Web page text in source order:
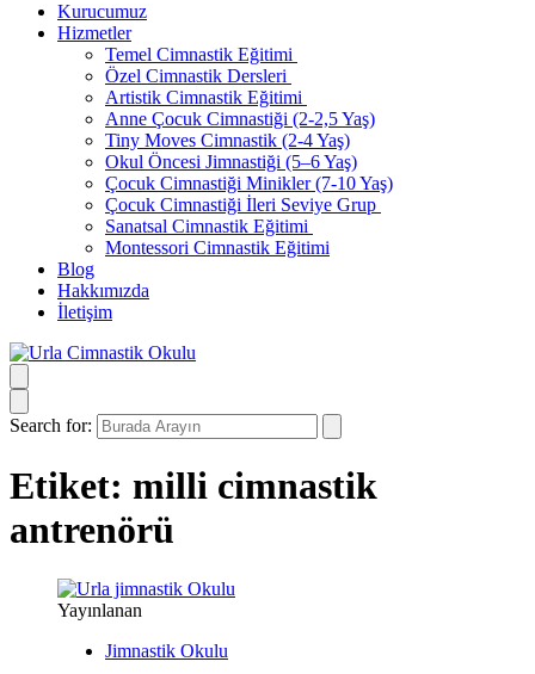
Kurucumuz
Hizmetler
Temel Cimnastik Eğitimi
Özel Cimnastik Dersleri
Artistik Cimnastik Eğitimi
Anne Çocuk Cimnastiği (2-2,5 Yaş)
Tiny Moves Cimnastik (2-4 Yaş)
Okul Öncesi Jimnastiği (5–6 Yaş)
Çocuk Cimnastiği Minikler (7-10 Yaş)
Çocuk Cimnastiği İleri Seviye Grup
Sanatsal Cimnastik Eğitimi
Montessori Cimnastik Eğitimi
Blog
Hakkımızda
İletişim
Search for:
Etiket: milli cimnastik
antrenörü
Yayınlanan
Jimnastik Okulu